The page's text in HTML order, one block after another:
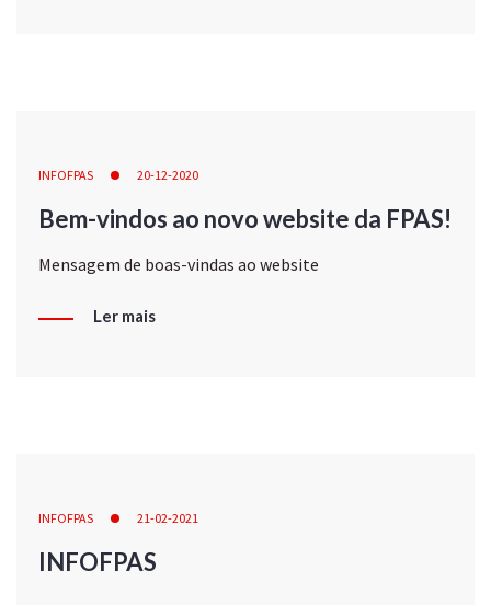
INFOFPAS 20-12-2020
Bem-vindos ao novo website da FPAS!
Mensagem de boas-vindas ao website
Ler mais
INFOFPAS 21-02-2021
INFOFPAS